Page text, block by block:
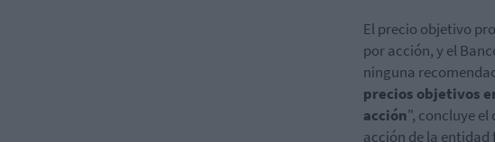
El precio objetivo
por acción, y el
ninguna
precios objetivos
acción", concluye
acción de la entidad